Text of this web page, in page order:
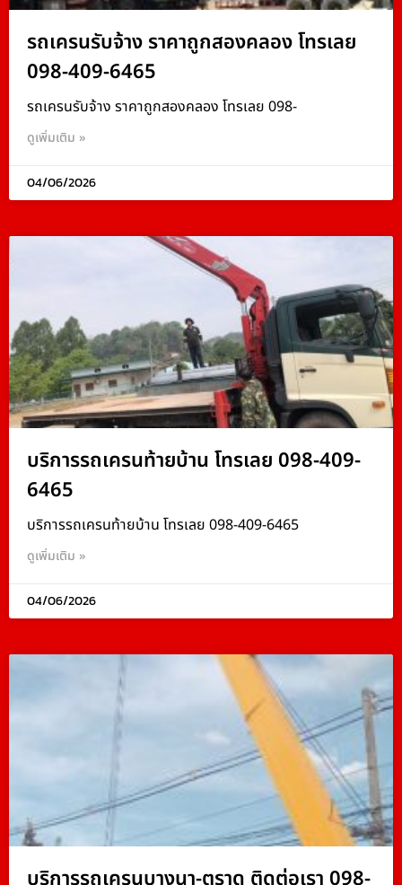
รถเครนรับจ้าง ราคาถูกสองคลอง โทรเลย
098-409-6465
รถเครนรับจ้าง ราคาถูกสองคลอง โทรเลย 098-
ดูเพิ่มเติม »
04/06/2026
บริการรถเครนท้ายบ้าน โทรเลย 098-409-
6465
บริการรถเครนท้ายบ้าน โทรเลย 098-409-6465
ดูเพิ่มเติม »
04/06/2026